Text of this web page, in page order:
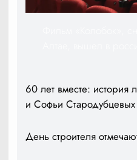
60 лет вместе:
и Софьи
День строителя